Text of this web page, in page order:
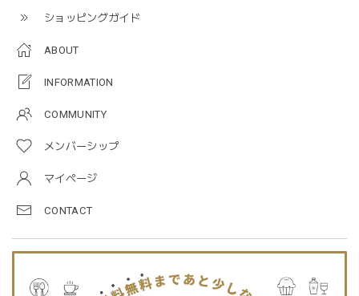
ショッピングガイド
ABOUT
INFORMATION
COMMUNITY
メンバーシップ
マイページ
CONTACT
taupe（チャコールグレー）
プレゼントした友人がとても喜んでました。ありがとうござ
Jellycat ジェリーキャット | Bashful Tiger Huge とら ぬいぐるみ 大きいサイズ